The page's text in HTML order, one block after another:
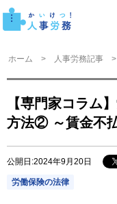
ホーム 人事労務記事
【専門家コラム
方法② ～賃金不
公開日:2024年9月20日
労働保険の法律